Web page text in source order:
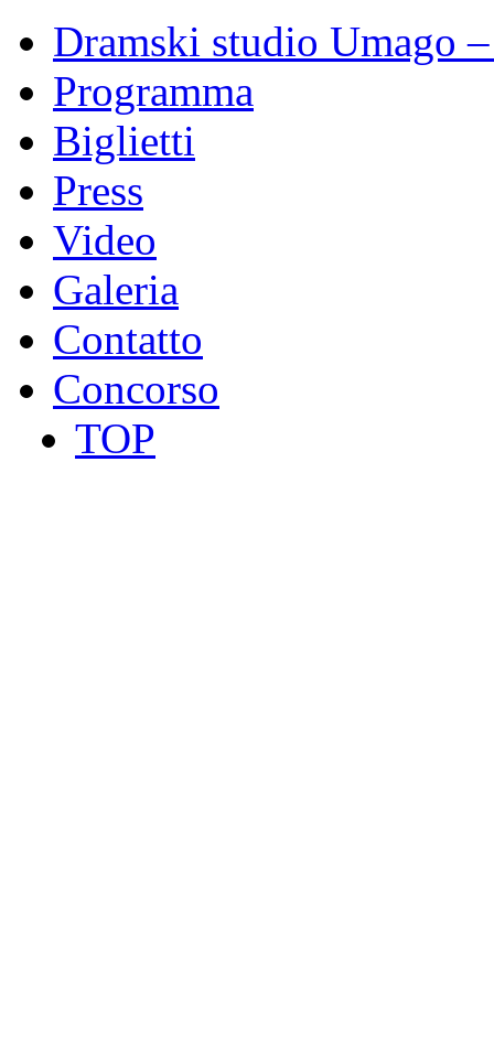
Dramski studio Umago
Programma
Biglietti
Press
Video
Galeria
Contatto
Concorso
TOP